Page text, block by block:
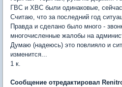
ГВС и ХВС были одинаковые,
Считаю, что за последний год
Правда и сделано было много -
многочисленные жалобы на
Думаю (надеюсь) это повлияло и
изменится...
1 к.
Сообщение отредактировал